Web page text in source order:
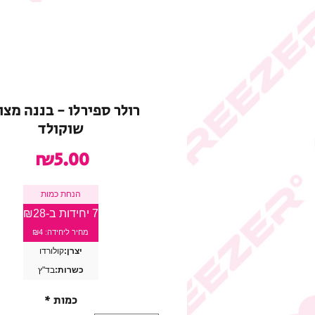
רולר ספירלו - בננה
שוקולד
₪5.00
הנחת כמות
7 יחידות ב-₪28
מחיר ליחידה: ₪4
יצרן:קולורדו
כשרות:בד"ץ
כמות *